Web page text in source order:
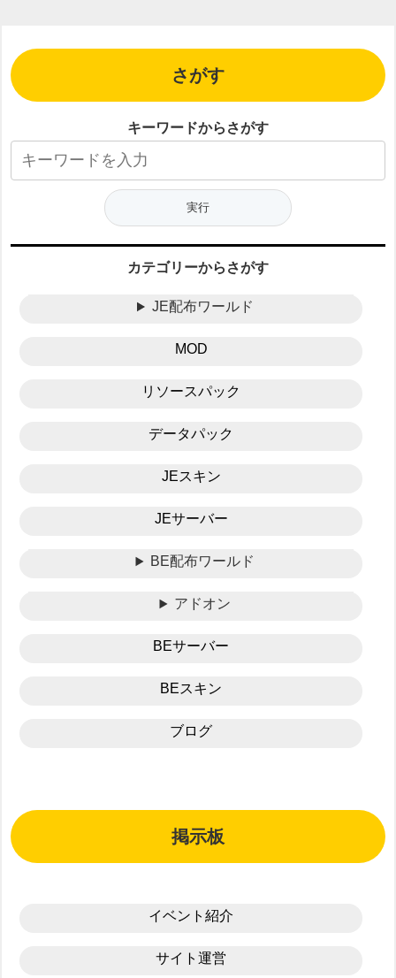
さがす
キーワードからさがす
カテゴリーからさがす
JE配布ワールド
MOD
リソースパック
データパック
JEスキン
JEサーバー
BE配布ワールド
アドオン
BEサーバー
BEスキン
ブログ
掲示板
イベント紹介
サイト運営